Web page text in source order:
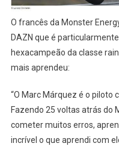
O francês da Monster
DAZN que é
hexacampeão da classe
mais aprendeu:
“O Marc Márquez é o piloto
Fazendo 25 voltas atrás do
cometer muitos erros,
incrível o que aprendi com